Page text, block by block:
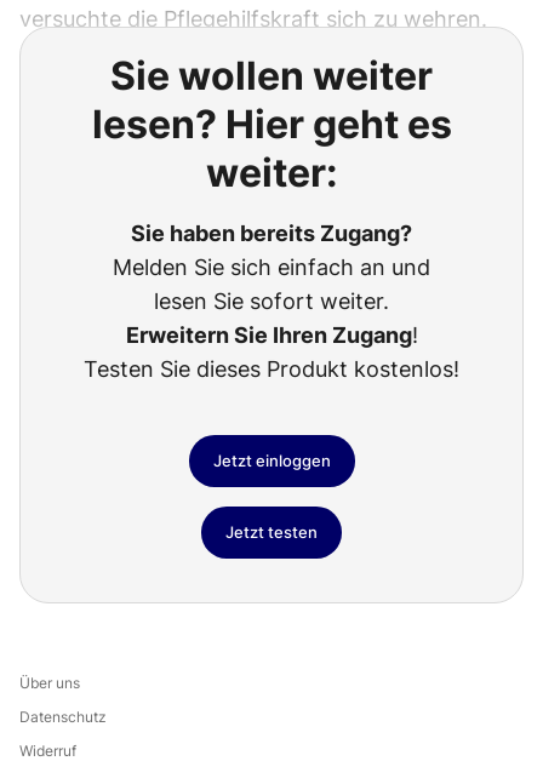
versuchte die Pflegehilfskraft sich zu wehren.
Sie wollen weiter
lesen? Hier geht es
weiter:
Sie haben bereits Zugang?
Melden Sie sich einfach an und
lesen Sie sofort weiter.
Erweitern Sie Ihren Zugang!
Testen Sie dieses Produkt kostenlos!
Jetzt einloggen
Jetzt testen
Über uns
Datenschutz
Widerruf